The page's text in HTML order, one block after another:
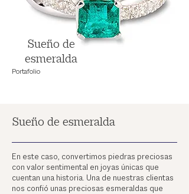
Sueño de
esmeralda
Portafolio
Sueño de esmeralda
En este caso, convertimos piedras preciosas
con valor sentimental en joyas únicas que
cuentan una historia. Una de nuestras clientas
nos confió unas preciosas esmeraldas que